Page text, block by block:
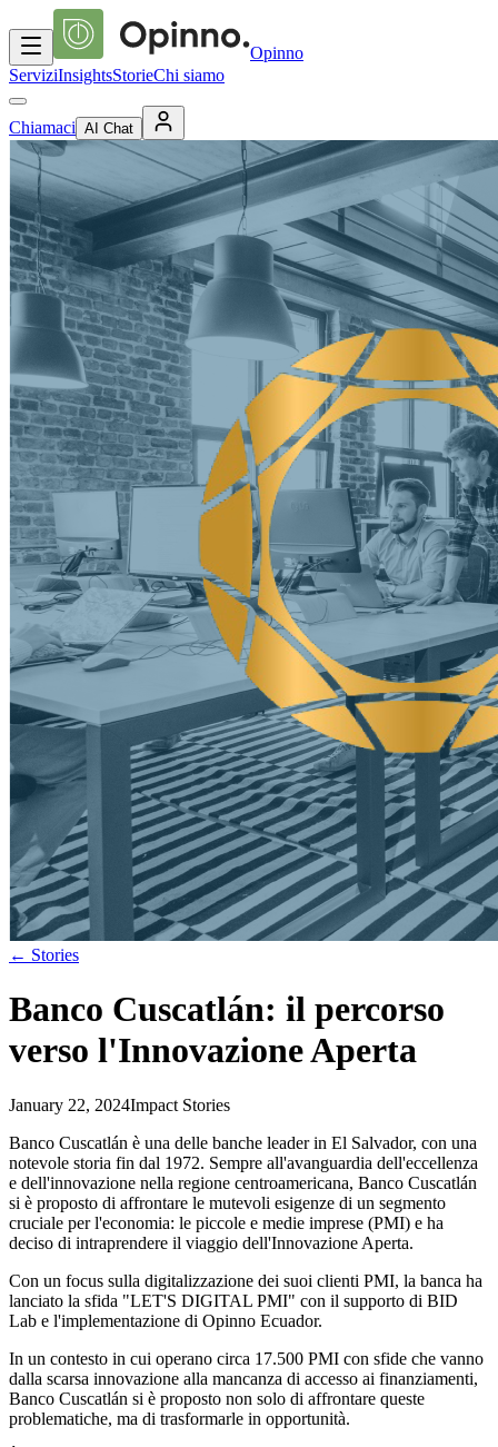
Opinno
ServiziInsightsStorieChi siamo
Chiamaci AI Chat
← Stories
Banco Cuscatlán: il percorso
verso l'Innovazione Aperta
January 22, 2024Impact Stories
Banco Cuscatlán è una delle banche leader in El Salvador, con una
notevole storia fin dal 1972. Sempre all'avanguardia dell'eccellenza
e dell'innovazione nella regione centroamericana, Banco Cuscatlán
si è proposto di affrontare le mutevoli esigenze di un segmento
cruciale per l'economia: le piccole e medie imprese (PMI) e ha
deciso di intraprendere il viaggio dell'Innovazione Aperta.
Con un focus sulla digitalizzazione dei suoi clienti PMI, la banca ha
lanciato la sfida "LET'S DIGITAL PMI" con il supporto di BID
Lab e l'implementazione di Opinno Ecuador.
In un contesto in cui operano circa 17.500 PMI con sfide che vanno
dalla scarsa innovazione alla mancanza di accesso ai finanziamenti,
Banco Cuscatlán si è proposto non solo di affrontare queste
problematiche, ma di trasformarle in opportunità.